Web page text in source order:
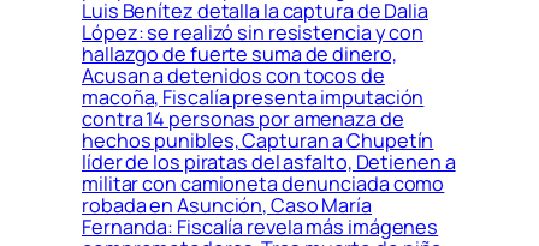
Luis Benítez detalla la captura de Dalia
López: se realizó sin resistencia y con
hallazgo de fuerte suma de dinero,
Acusan a detenidos con tocos de
macoña, Fiscalía presenta imputación
contra 14 personas por amenaza de
hechos punibles, Capturan a Chupetín
líder de los piratas del asfalto, Detienen a
militar con camioneta denunciada como
robada en Asunción, Caso María
Fernanda: Fiscalía revela más imágenes